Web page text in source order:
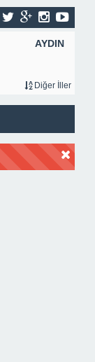
AYDIN
Diğer İller